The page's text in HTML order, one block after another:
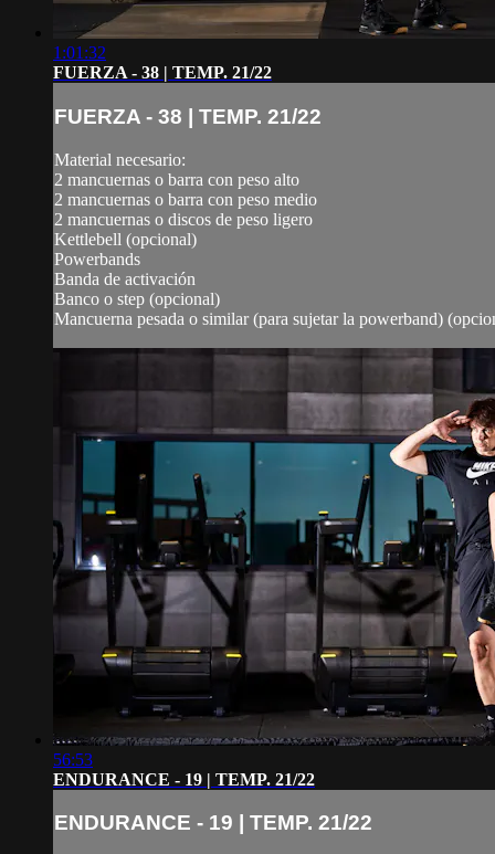
1:01:32
FUERZA - 38 | TEMP. 21/22
FUERZA - 38 | TEMP. 21/22
Material necesario:
2 mancuernas o barra con peso alto
2 mancuernas o barra con peso medio
2 mancuernas o discos de peso ligero
Kettlebell (opcional)
Powerbands
Banda de activación
Banco o step (opcional)
Mancuerna pesada o similar (para sujetar la powerband)
56:53
ENDURANCE - 19 | TEMP. 21/22
ENDURANCE - 19 | TEMP. 21/22